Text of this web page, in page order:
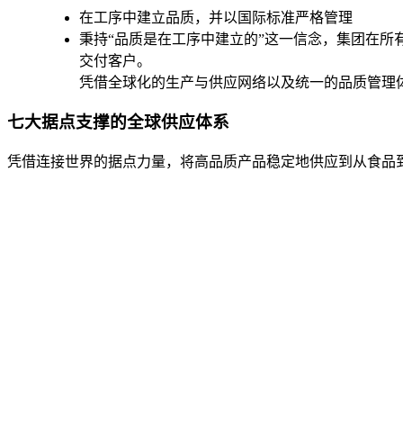
在工序中建立品质，并以国际标准严格管理
秉持“品质是在工序中建立的”这一信念，集团在
交付客户。
凭借全球化的生产与供应网络以及统一的品质管
七大据点支撑的全球供应体系
凭借连接世界的据点力量，将高品质产品稳定地供应到从食品